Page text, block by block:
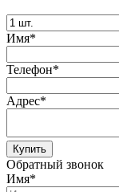
Имя*
Телефон*
Адрес*
Купить
Обратный звонок
Имя*